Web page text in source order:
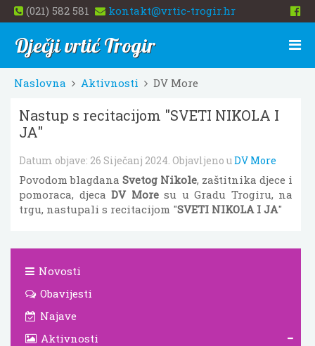
(021) 582 581 kontakt@vrtic-trogir.hr
Dječji vrtić Trogir
Naslovna Aktivnosti DV More
Nastup s recitacijom "SVETI NIKOLA I
JA"
Datum objave: 26 Siječanj 2024. Objavljeno uDV More
Povodom blagdana Svetog Nikole, zaštitnika djece i
pomoraca, djeca DV Moresu u Gradu Trogiru, na
trgu, nastupali s recitacijom "SVETI NIKOLA I JA"
Novosti
Obavijesti
Najave
Aktivnosti